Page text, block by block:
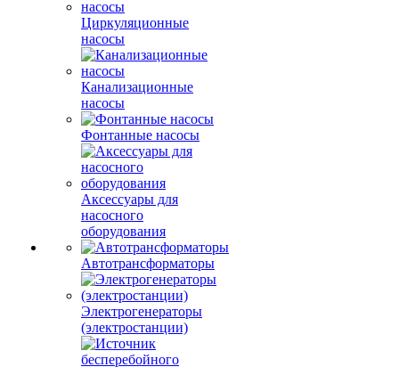
Циркуляционные
насосы
Канализационные
насосы
Фонтанные насосы
Аксессуары для
насосного
оборудования
Автотрансформаторы
Электрогенераторы
(электростанции)